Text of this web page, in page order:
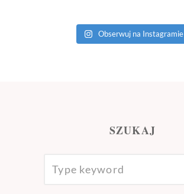
Obserwuj na Instagramie
SZUKAJ
FOR: